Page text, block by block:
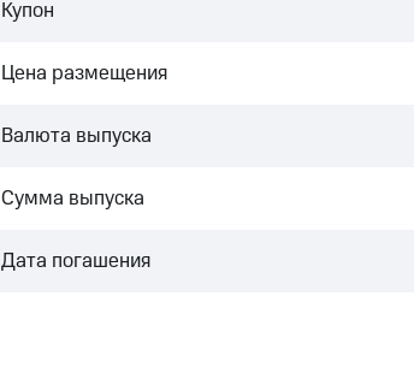
Купон
Цена размещения
Валюта выпуска
Сумма выпуска
Дата погашения